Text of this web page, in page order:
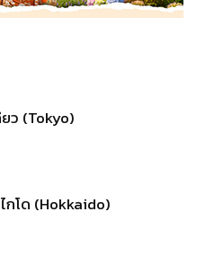
ยว (Tokyo)
กโด (Hokkaido)